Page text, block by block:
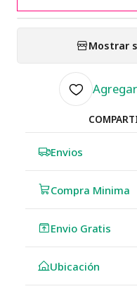
Mostrar
Envios
Compra Minima
Envio Gratis
Ubicación